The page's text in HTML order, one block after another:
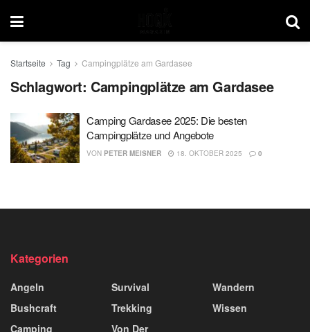
Startseite Tag Campingplätze am Gardasee
Schlagwort: Campingplätze am Gardasee
Camping Gardasee 2025: Die besten
Campingplätze und Angebote
VON PETER MEISNER 18. OKTOBER 2025 0
Kategorien
Angeln
Bushcraft
Camping
Survival
Trekking
Von Der
Wandern
Wissen